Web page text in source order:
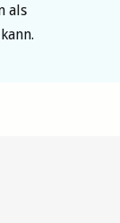
als